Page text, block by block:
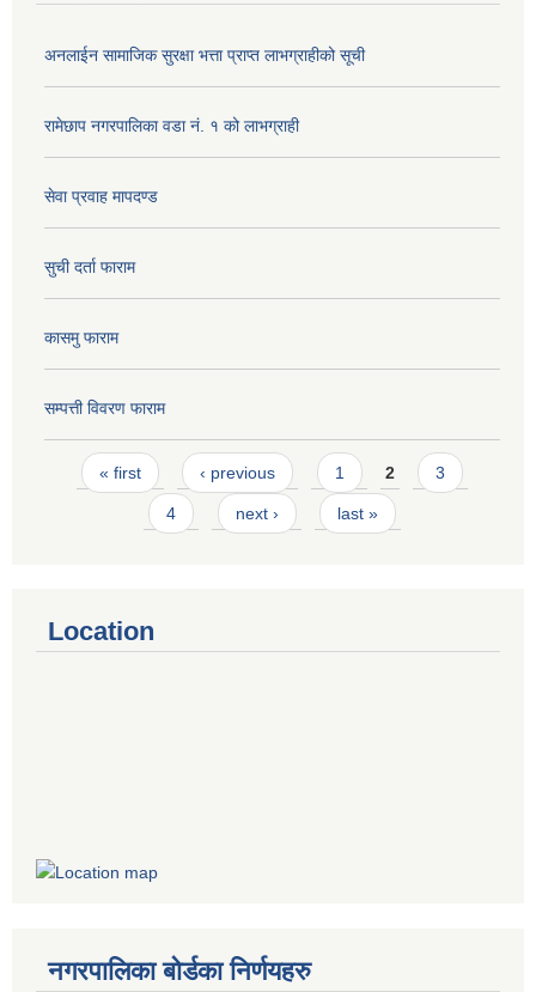
अनलाईन सामाजिक सुरक्षा भत्ता प्राप्त लाभग्राहीको सूची
रामेछाप नगरपालिका वडा नं. १ को लाभग्राही
सेवा प्रवाह मापदण्ड
सुची दर्ता फाराम
कासमु फाराम
सम्पत्ती विवरण फाराम
Pages
« first ‹ previous 1 2 3
4 next › last »
Location
नगरपालिका बोर्डका निर्णयहरु